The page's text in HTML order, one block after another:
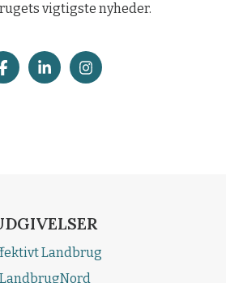
vigtigste nyheder.
Landbrug
LandbrugNord